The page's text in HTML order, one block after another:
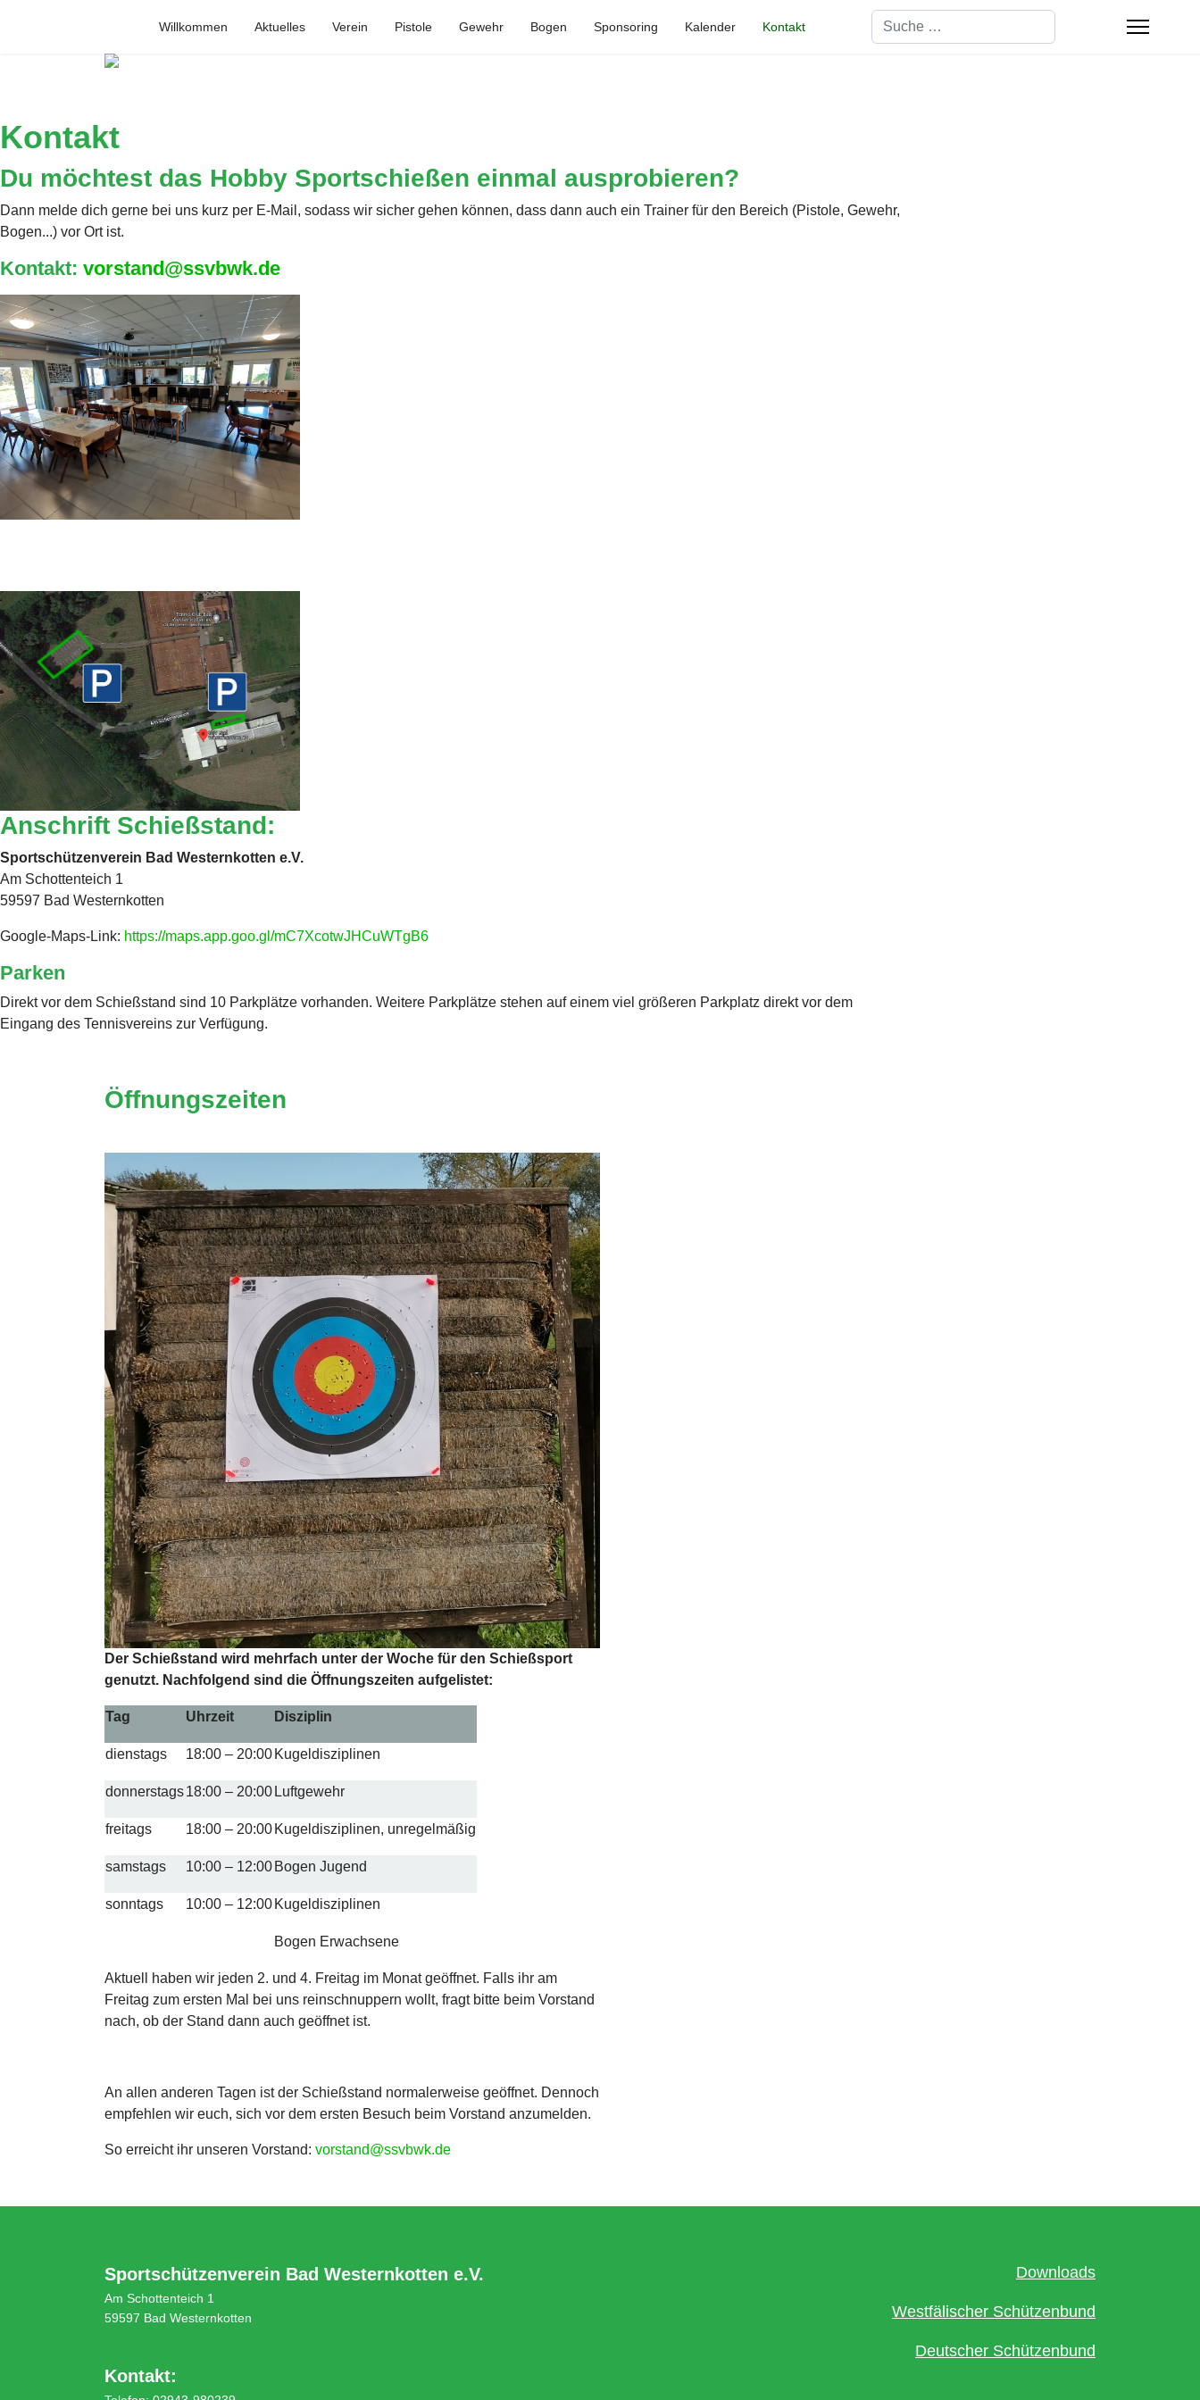
Willkommen Aktuelles Verein Pistole Gewehr Bogen Sponsoring Kalender Kontakt Suchen
Kontakt
Du möchtest das Hobby Sportschießen einmal ausprobieren?
Dann melde dich gerne bei uns kurz per E-Mail, sodass wir sicher gehen können, dass dann auch ein Trainer für den Bereich (Pistole, Gewehr,
Bogen...) vor Ort ist.
Kontakt: vorstand@ssvbwk.de
Anschrift Schießstand:
Sportschützenverein Bad Westernkotten e.V.
Am Schottenteich 1
59597 Bad Westernkotten
Google-Maps-Link: https://maps.app.goo.gl/mC7XcotwJHCuWTgB6
Parken
Direkt vor dem Schießstand sind 10 Parkplätze vorhanden. Weitere Parkplätze stehen auf einem viel größeren Parkplatz direkt vor dem
Eingang des Tennisvereins zur Verfügung.
Öffnungszeiten
Der Schießstand wird mehrfach unter der Woche für den Schießsport
genutzt. Nachfolgend sind die Öffnungszeiten aufgelistet:
Tag Uhrzeit Disziplin
dienstags 18:00 – 20:00 Kugeldisziplinen
donnerstags18:00 – 20:00 Luftgewehr
freitags 18:00 – 20:00 Kugeldisziplinen, unregelmäßig
samstags 10:00 – 12:00 Bogen Jugend
sonntags 10:00 – 12:00 Kugeldisziplinen
Bogen Erwachsene
Aktuell haben wir jeden 2. und 4. Freitag im Monat geöffnet. Falls ihr am
Freitag zum ersten Mal bei uns reinschnuppern wollt, fragt bitte beim Vorstand
nach, ob der Stand dann auch geöffnet ist.
An allen anderen Tagen ist der Schießstand normalerweise geöffnet. Dennoch
empfehlen wir euch, sich vor dem ersten Besuch beim Vorstand anzumelden.
So erreicht ihr unseren Vorstand: vorstand@ssvbwk.de
Sportschützenverein Bad Westernkotten e.V.
Am Schottenteich 1
59597 Bad Westernkotten
Kontakt:
Downloads
Westfälischer Schützenbund
Deutscher Schützenbund